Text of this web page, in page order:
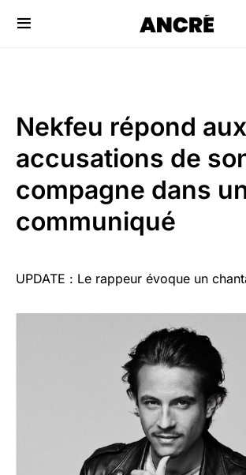
Nekfeu répond aux
accusations de
compagne dans
communiqué
UPDATE : Le rappeur évoque un